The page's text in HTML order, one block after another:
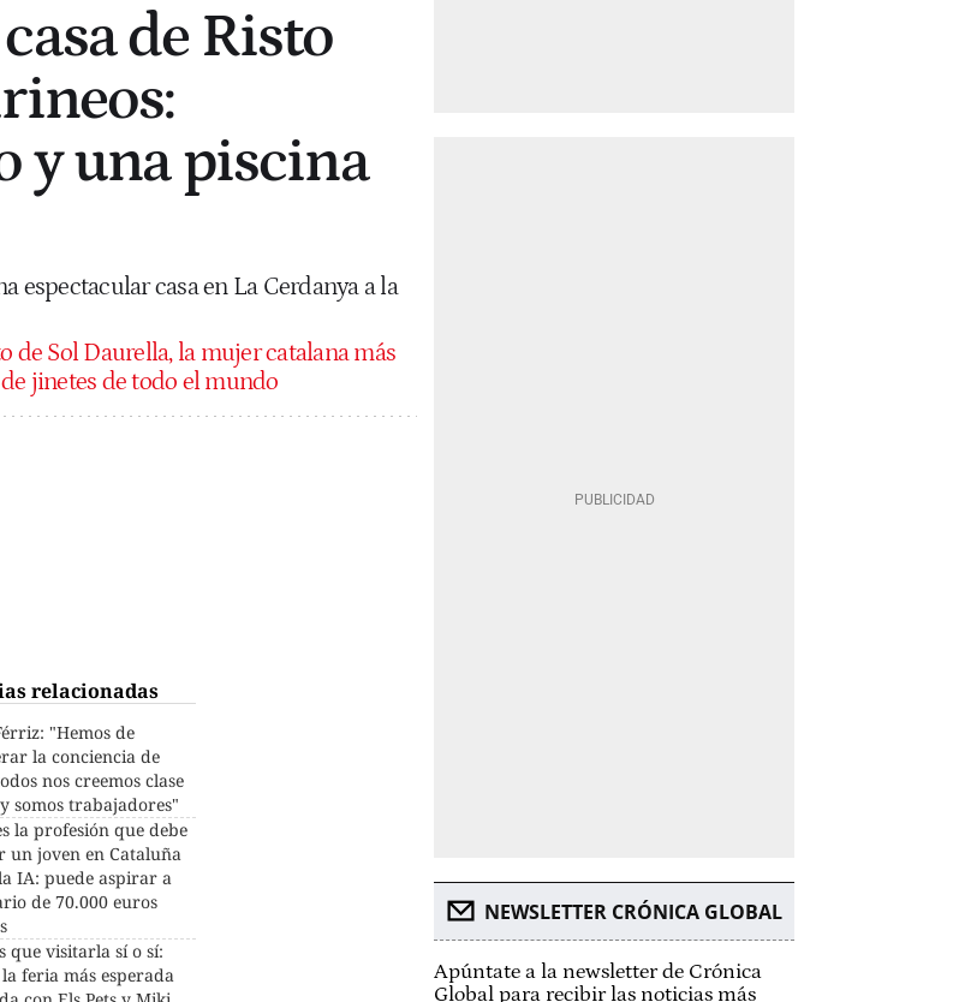
de Risto
y una piscina
espectacular casa en La Cerdanya a la
de Sol Daurella, la mujer catalana más
jinetes de todo el mundo
relacionadas
"Hemos de
la conciencia de
nos creemos clase
somos trabajadores"
la profesión que debe
un joven en Cataluña
IA: puede aspirar a
de 70.000 euros
que visitarla sí o sí:
la feria más esperada
NEWSLETTER CRÓNICA GLOBAL
Apúntate a la newsletter de Crónica
Global para recibir las noticias más